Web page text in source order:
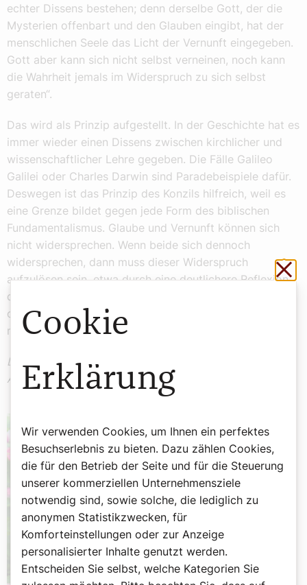
echter Dissens bestehen; denn derselbe Gott, der die
Mysterien offenbart und den Glauben eingibt, hat der
menschlichen Seele das Licht der Vernunft eingegeben.
Gott aber kann sich nicht selbst verneinen, noch kann
die Wahrheit jemals im Widerspruch zu sich selbst
geraten“.
Das wird als Prinzip aufgestellt. In der Geschichte hat es
immer wieder einen Dissens zwischen kirchlicher und
wissenschaftlicher Lehre gegeben. Die Fälle Galileo
Galilei oder Charles Darwin sind Paradebeispiele dafür.
Deswegen ist das Prinzip des Konzils hilfreich, weil es
eine Grenze bildet gegen jede Form des biblischen
Fundamentalismus. Glaube und Vernunft können sich
nicht widersprechen. Wenn beide sich dennoch
widersprechen, dann muss dieser Widerspruch
aufzulösen sein, etwa durch eine deutlichere Reflexion
darauf, worum es sich beim Glauben eigentlich handelt,
oder durch ein Bewusstmachen der Grenzen
menschlicher Wissenschaft.
Der Kommentar drückt die persönliche Meinung des
Autors aus!
Cookie
Erklärung
Wir verwenden Cookies, um Ihnen ein perfektes
Besuchserlebnis zu bieten. Dazu zählen Cookies,
die für den Betrieb der Seite und für die Steuerung
unserer kommerziellen Unternehmensziele
notwendig sind, sowie solche, die lediglich zu
anonymen Statistikzwecken, für
Komforteinstellungen oder zur Anzeige
personalisierter Inhalte genutzt werden.
Entscheiden Sie selbst, welche Kategorien Sie